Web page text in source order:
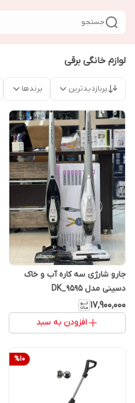
جستجو
لوازم خانگی برقی
پربازدیدترین برندها
جارو شارژی سه کاره آب و خاک
دسینی مدل DK_9595
۱۷٬۹۰۰٬۰۰۰
افزودن به سبد
%10